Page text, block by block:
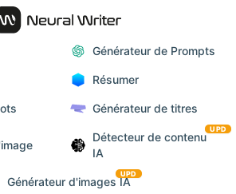
Générateur de Prompts
Résumer
Générateur de titres
Détecteur de contenu
IA
UPD
Générateur d'images IA
UPD